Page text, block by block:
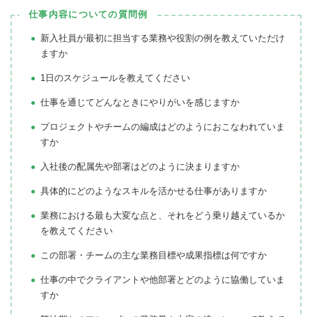
仕事内容についての質問例
新入社員が最初に担当する業務や役割の例を教えていただけ
ますか
1日のスケジュールを教えてください
仕事を通じてどんなときにやりがいを感じますか
プロジェクトやチームの編成はどのようにおこなわれていま
すか
入社後の配属先や部署はどのように決まりますか
具体的にどのようなスキルを活かせる仕事がありますか
業務における最も大変な点と、それをどう乗り越えているか
を教えてください
この部署・チームの主な業務目標や成果指標は何ですか
仕事の中でクライアントや他部署とどのように協働していま
すか